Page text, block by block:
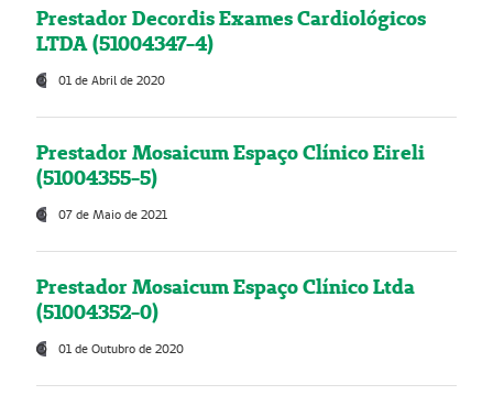
Prestador Decordis Exames Cardiológicos
LTDA (51004347-4)
01 de Abril de 2020
Prestador Mosaicum Espaço Clínico Eireli
(51004355-5)
07 de Maio de 2021
Prestador Mosaicum Espaço Clínico Ltda
(51004352-0)
01 de Outubro de 2020